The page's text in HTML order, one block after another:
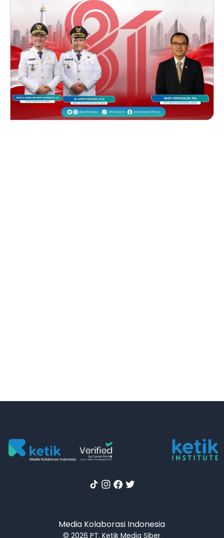
Media Kolaborasi Indonesia
© 2026 PT. Ketik Media Siber